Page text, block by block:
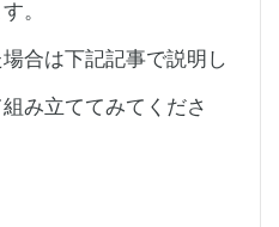
。
合は下記記事で説明し
み立ててみてくださ